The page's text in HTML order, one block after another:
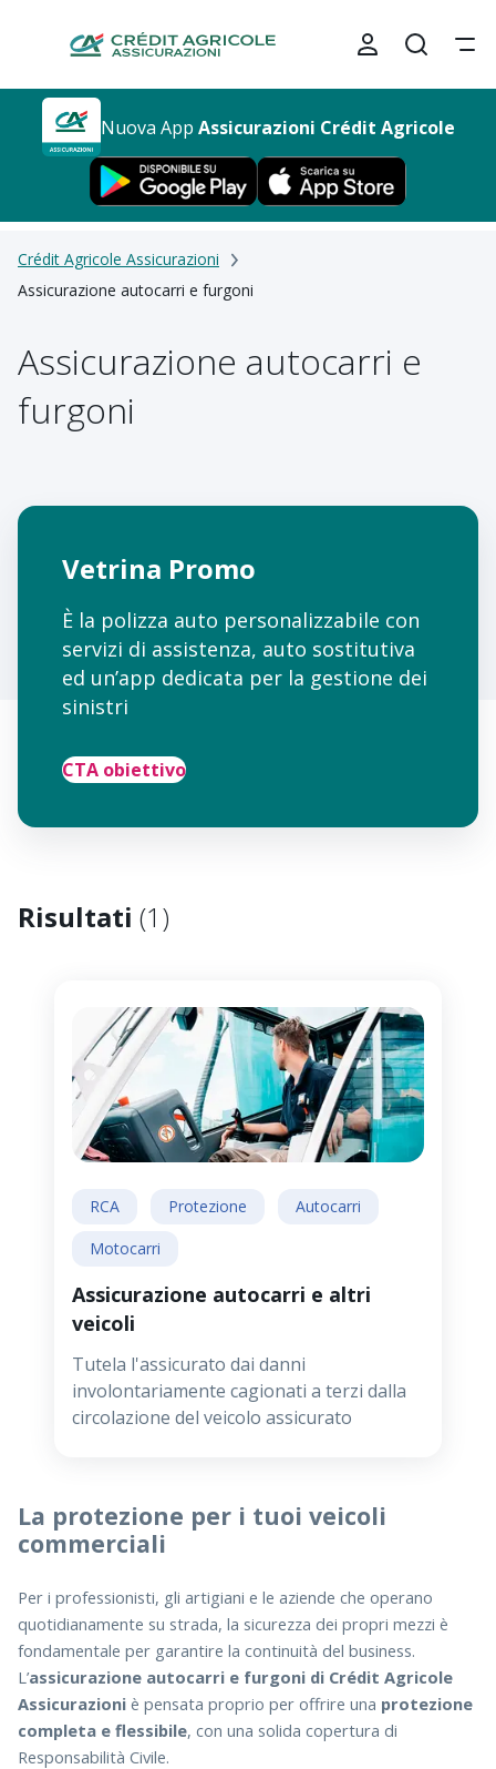
Nuova App Assicurazioni Crédit Agricole
Crédit Agricole Assicurazioni
Assicurazione autocarri e furgoni
Assicurazione autocarri e
furgoni
Vetrina Promo
È la polizza auto personalizzabile con
servizi di assistenza, auto sostitutiva
ed un’app dedicata per la gestione dei
sinistri
CTA obiettivo
Risultati (1 )
RCA Protezione
Autocarri
Motocarri
Assicurazione autocarri e altri
veicoli
Tutela l'assicurato dai danni
involontariamente cagionati a terzi dalla
circolazione del veicolo assicurato
La protezione per i tuoi veicoli
commerciali
Per i professionisti, gli artigiani e le aziende che operano
quotidianamente su strada, la sicurezza dei propri mezzi è
fondamentale per garantire la continuità del business.
L’assicurazione autocarri e furgoni di Crédit Agricole
Assicurazioni è pensata proprio per offrire una protezione
completa e flessibile, con una solida copertura di
Responsabilità Civile.